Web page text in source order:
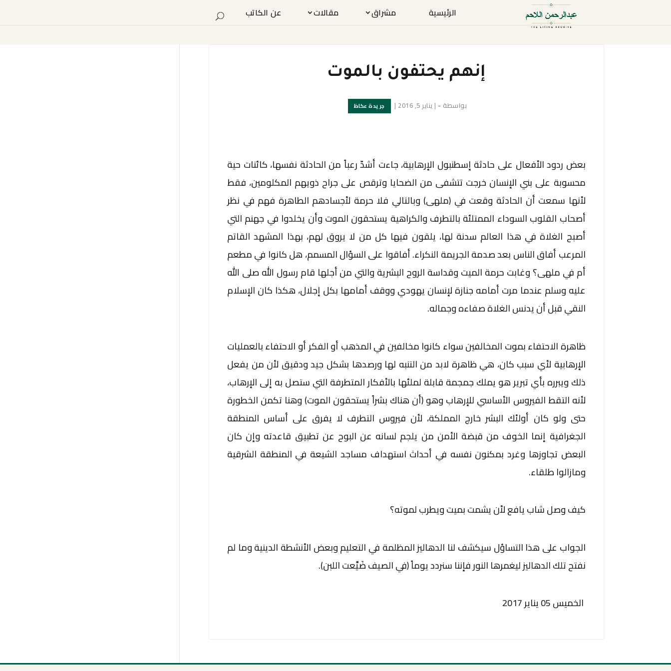
الرئيسية مشراق مقالات عن الكاتب
إنهم يحتفون بالموت
بواسطة -
| يناير 5, 2016 | جريدة عكاظ
بعض ردود الأفعال على حادثة إسطنبول الإرهابية، جاءت أشدّ رعباً من الحادثة نفسها، كائنات حية
محسوبة على بني الإنسان خرجت تتشفى من الضحايا وترقص على جراح ذويهم المكلومين، فقط
لأنها سمعت أن الحادثة وقعت في (ملهى) وبالتالي فلا حرمة لأجسادهم الطاهرة فهم في نظر
أصحاب القلوب السوداء الممتلئة بالتطرف والكراهية يستحقون الموت وأن يخلدوا في جهنم التي
أصبح الغلاة في هذا العالم سدنة لها، يلقون فيها كل من لا يروق لهم، بهذا المشهد القاتم
المرعب أفاق الناس بعد صدمة الجريمة النكراء. أفاقوا على السؤال المسمم، هل كانوا في مطعم
أم في ملهى؟ وغابت حرمة الميت وقداسة الروح البشرية والتي من أجلها قام رسول الله صلى الله
عليه وسلم عندما مرت أمامه جنازة لإنسان يهودي ووقف أمامها بكل إجلال، هكذا كان الإسلام
النقي قبل أن يدنس الغلاة صفاءه وجماله.
ظاهرة الاحتفاء بموت المخالفين سواء كانوا مخالفين في المذهب أو الفكر أو الاحتفاء بالعمليات
الإرهابية لأي سبب كان، هي ظاهرة لابد من التنبه لها ورصدها بشكل جيد ودقيق لأن من يفعل
ذلك ويبرره بأي تبرير هو يملك جمجمة قابلة لملئها بالأفكار المتطرفة التي ستصل به إلى الإرهاب،
لأنه التقط الفيروس الأساسي للإرهاب وهو (أن هناك بشراً يستحقون الموت) وهنا تكمن الخطورة
حتى ولو كان أولئك البشر خارج المملكة، لأن فيروس التطرف لا يفرق على أساس المنطقة
الجغرافية إنما الخوف من قبضة الأمن من يلجم لسانه عن البوح عن تطبيق قاعدته وإن كان
البعض تجاوزها وغرد بمكنون نفسه في أحداث استهداف مساجد الشيعة في المنطقة الشرقية
ومازالوا طلقاء.
كيف وصل شاب يافع لأن يشمت بميت ويطرب لموته؟
الجواب على هذا التساؤل سيكشف لنا الدهاليز المظلمة في التعليم وبعض الأنشطة الدينية وما لم
نفتح تلك الدهاليز ليغمرها النور فإننا سنردد يوماً (في الصيف ضَيَّعت اللبن).
الخميس 05 يناير 2017